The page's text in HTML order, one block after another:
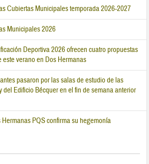
Cubiertas Municipales temporada 2026-2027
Municipales 2026
Deportiva 2026 ofrecen cuatro propuestas
este verano en Dos Hermanas
pasaron por las salas de estudio de las
del Edificio Bécquer en el fin de semana anterior
PQS confirma su hegemonía